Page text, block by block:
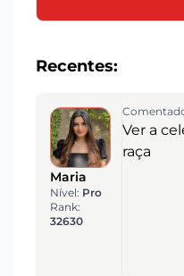
Recentes:
Maria
Nível: Pro
Rank:
32630
Ver a
raça